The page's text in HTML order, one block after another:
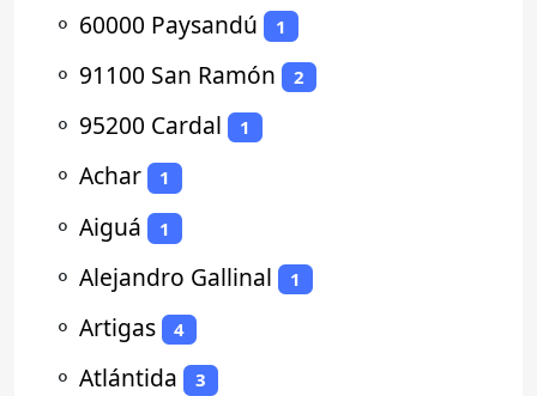
⚬ 60000 Paysandú 1
⚬ 91100 San Ramón 2
⚬ 95200 Cardal 1
⚬ Achar 1
⚬ Aiguá 1
⚬ Alejandro Gallinal 1
⚬ Artigas 4
⚬ Atlántida 3